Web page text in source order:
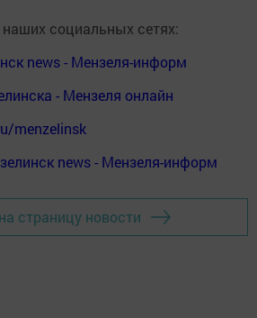
социальных сетях:
news - Мензеля-информ
- Мензеля онлайн
menzelinsk
news - Мензеля-информ
страницу новости